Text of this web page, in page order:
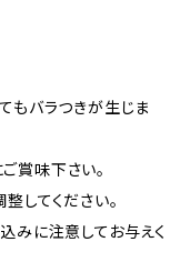
もバラつきが生じま
賞味下さい。
してください。
みに注意してお与えく